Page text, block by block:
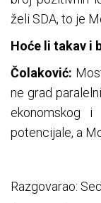
želi SDA, to je
Hoće li takav i
Čolaković:
ne grad
ekonomskog
potencijale, a
Razgovarao: